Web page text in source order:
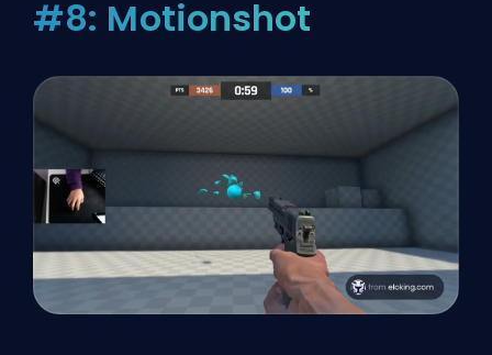
#8: Motionshot